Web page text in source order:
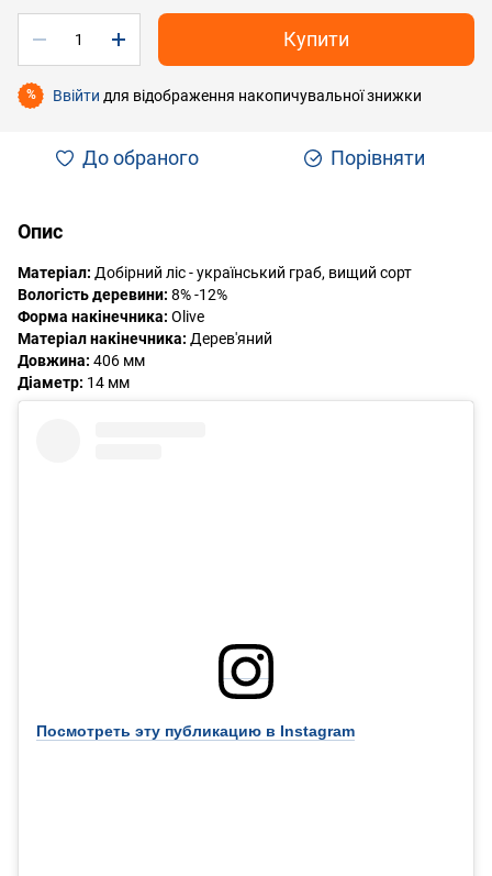
Купити
% Ввійти для відображення накопичувальної знижки
До обраного Порівняти
Опис
Матеріал: Добірний ліс - український граб, вищий сорт
Вологість деревини: 8% -12%
Форма накінечника: Olive
Матеріал накінечника: Дерев'яний
Довжина: 406 мм
Діаметр: 14 мм
Посмотреть эту публикацию в Instagram